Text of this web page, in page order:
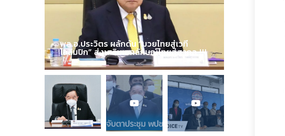
พล.อ.ประวิตร ผลักดัน “มวยไทยสู่เวที
โอลิมปิก” ส่งเสริมเอกลักษณ์ไทยสู่สากล !!!